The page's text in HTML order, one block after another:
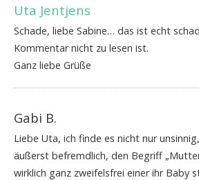
Uta Jentjens
Schade, liebe Sabine… das ist echt
Kommentar nicht zu lesen ist.
Ganz liebe Grüße
Gabi B.
Liebe Uta, ich finde es nicht nur
äußerst befremdlich, den Begriff
wirklich ganz zweifelsfrei einer ihr Baby